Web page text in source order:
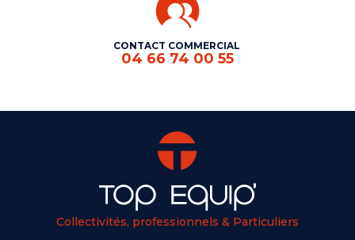
CONTACT COMMERCIAL
04 66 74 00 55
Collectivités, professionnels & Particuliers